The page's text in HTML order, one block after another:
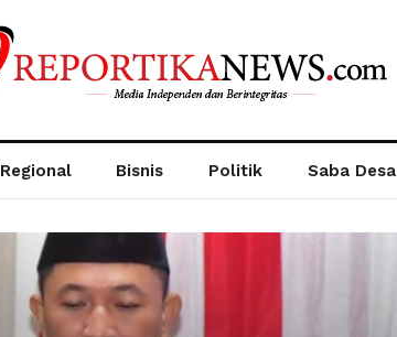
Regional Bisnis Politik Saba Desa